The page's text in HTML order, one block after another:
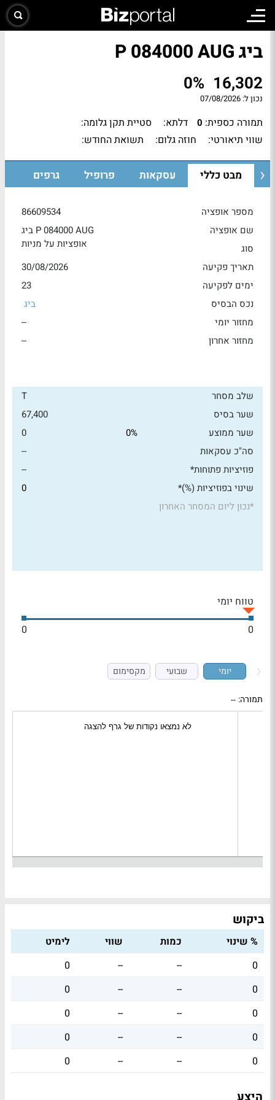
ביג P 084000 AUG
16,302
0%
נכון ל: 07/08/2026
תמורה כספית: 0 דלתא:
סטיית תקן גלומה:
שווי תיאורטי:
חוזה גלום: תשואת החודש:
מבט כללי עסקאות פרופיל גרפים
מספר אופציה
86609534
שם אופציה
ביג P 084000 AUG
סוג
אופציות על מניות
תאריך פקיעה
30/08/2026
ימים לפקיעה
23
נכס הבסיס
ביג
מחזור יומי
--
מחזור אחרון
--
שלב מסחר
T
שער בסיס
67,400
שער ממוצע
0%
0
סה"כ עסקאות
--
פוזיציות פתוחות*
--
שינוי בפוזיציות (%)*
0
*נכון ליום המסחר האחרון
טווח יומי
0
0
יומי שבועי מקסימום
תמורה: --
ביקוש
% שינוי כמות שווי
לימיט
0
--
--
0
0
--
--
0
0
--
--
0
0
--
--
0
0
--
--
0